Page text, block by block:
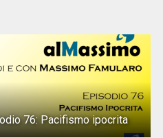
76: Pacifismo ipocrita